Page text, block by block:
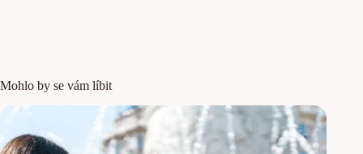
Mohlo by se vám líbit